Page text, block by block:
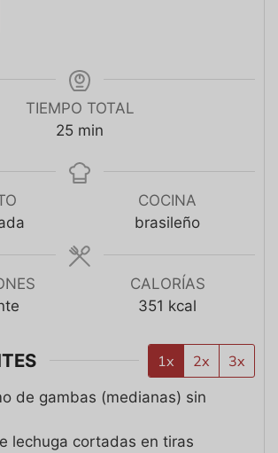
TIEMPO TOTAL
25 min
COCINA
brasileño
CALORÍAS
351 kcal
1x 2x 3x
de gambas (medianas) sin
lechuga cortadas en tiras